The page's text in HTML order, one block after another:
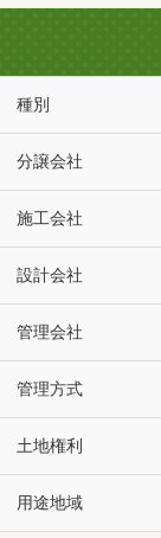
種別
分譲会社
施工会社
設計会社
管理会社
管理方式
土地権利
用途地域